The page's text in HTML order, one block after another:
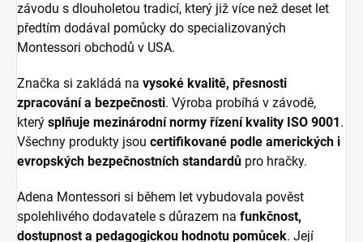
závodu s dlouholetou tradicí, který již více než deset let
předtím dodával pomůcky do specializovaných
Montessori obchodů v USA.
Značka si zakládá na vysoké kvalitě, přesnosti
zpracování a bezpečnosti. Výroba probíhá v závodě,
který splňuje mezinárodní normy řízení kvality ISO 9001 .
Všechny produkty jsou certifikované podle amerických i
evropských bezpečnostních standardů pro hračky.
Adena Montessori si během let vybudovala pověst
spolehlivého dodavatele s důrazem na funkčnost,
dostupnost a pedagogickou hodnotu pomůcek. Její